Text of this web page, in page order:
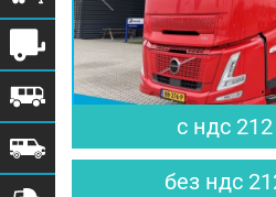
с ндс
без ндс